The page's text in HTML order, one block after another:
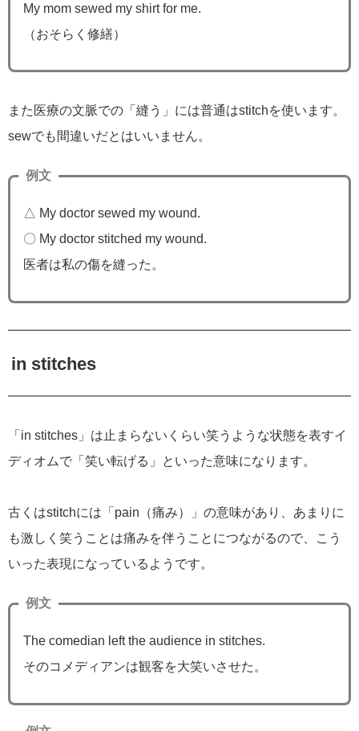
My mom sewed my shirt for me.
（おそらく修繕）
また医療の文脈での「縫う」には普通はstitchを使います。
sewでも間違いだとはいいません。
例文
△ My doctor sewed my wound.
〇 My doctor stitched my wound.
医者は私の傷を縫った。
in stitches
「in stitches」は止まらないくらい笑うような状態を表すイ
ディオムで「笑い転げる」といった意味になります。
古くはstitchには「pain（痛み）」の意味があり、あまりに
も激しく笑うことは痛みを伴うことにつながるので、こう
いった表現になっているようです。
例文
The comedian left the audience in stitches.
そのコメディアンは観客を大笑いさせた。